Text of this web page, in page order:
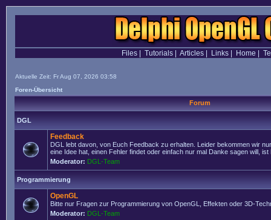
Files| Tutorials| Articles| Links| Home
Aktuelle Zeit: Fr Aug 07, 2026 03:58
Foren-Übersicht
Forum
DGL
Feedback
DGL lebt davon, von Euch Feedback zu erhalten. Leider bekommen wir
eine Idee hat, einen Fehler findet oder einfach nur mal Danke sagen will, ist
Moderator: DGL-Team
Programmierung
OpenGL
Bitte nur Fragen zur Programmierung von OpenGL, Effekten oder 3D-
Moderator: DGL-Team